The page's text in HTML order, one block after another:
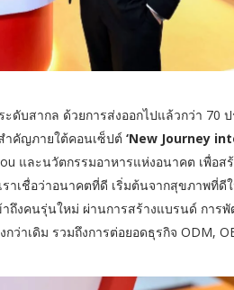
บสากล ด้วยการส่งออกไปแล้วกว่า 70 ป
ำคัญภายใต้คอนเซ็ปต์ ‘New Journey
และนวัตกรรมอาหารแห่งอนาคต เพื่อส
ราเชื่อว่าอนาคตที่ดี เริ่มต้นจากสุขภาพที่ดี
ถึงคนรุ่นใหม่ ผ่านการสร้างแบรนด์ การ
ว่าเดิม รวมถึงการต่อยอดธุรกิจ ODM,